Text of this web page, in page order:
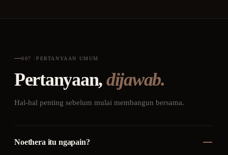
007 ·PERTANYAAN UMUM
Pertanyaan, dijawab.
Hal-hal penting sebelum mulai membangun bersama.
Noethera itu ngapain?